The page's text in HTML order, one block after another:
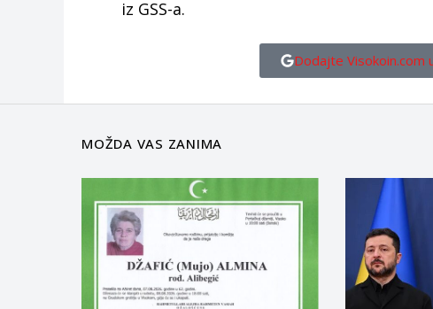
iz GSS-a.
Dodajte Visokoin.com
MOŽDA VAS ZANIMA